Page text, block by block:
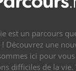
est un parcours
Découvrez une
ici pour
difficiles de la